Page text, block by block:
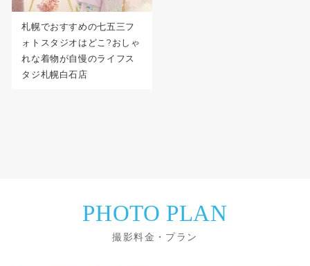
札幌でおすすめの七五三フ
ォトスタジオはどこ?おしゃ
れな着物が自慢のライフス
タジ札幌白石店
PHOTO PLAN
撮影料金・プラン